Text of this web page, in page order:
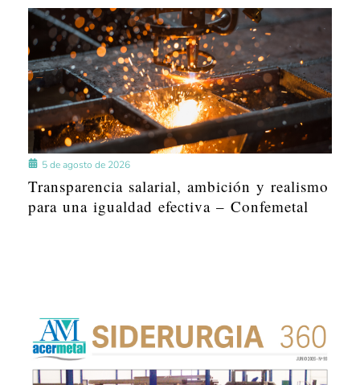
5 de agosto de 2026
Transparencia salarial, ambición y realismo
para una igualdad efectiva – Confemetal